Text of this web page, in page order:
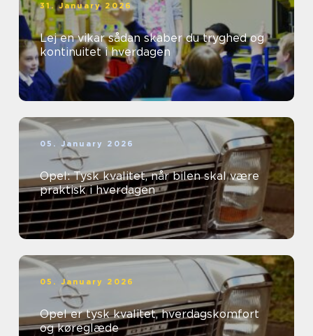
31. January 2026
Lej en vikar sådan skaber du tryghed og
kontinuitet i hverdagen
05. January 2026
Opel: Tysk kvalitet, når bilen skal være
praktisk i hverdagen
05. January 2026
Opel er tysk kvalitet, hverdagskomfort
og køreglæde